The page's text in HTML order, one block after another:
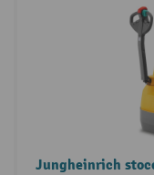
Jungheinrich